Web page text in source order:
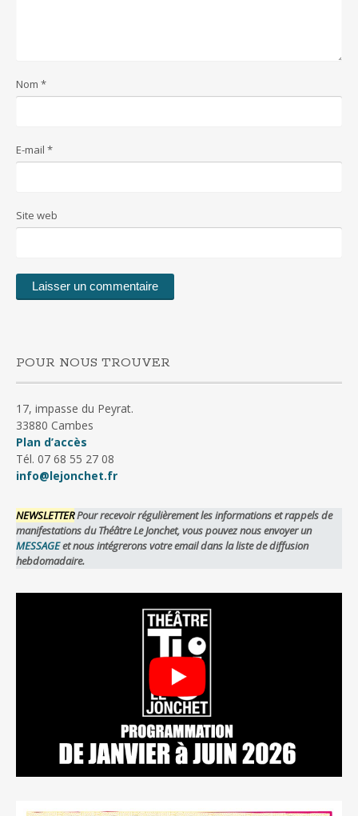
Nom *
E-mail *
Site web
POUR NOUS TROUVER
17, impasse du Peyrat.
33880 Cambes
Plan d’accès
Tél. 07 68 55 27 08
info@lejonchet.fr
NEWSLETTERPour recevoir régulièrement les informations et rappels de
manifestations du Théâtre Le Jonchet, vous pouvez nous envoyer un
MESSAGEet nous intégrerons votre email dans la liste de diffusion
hebdomadaire.